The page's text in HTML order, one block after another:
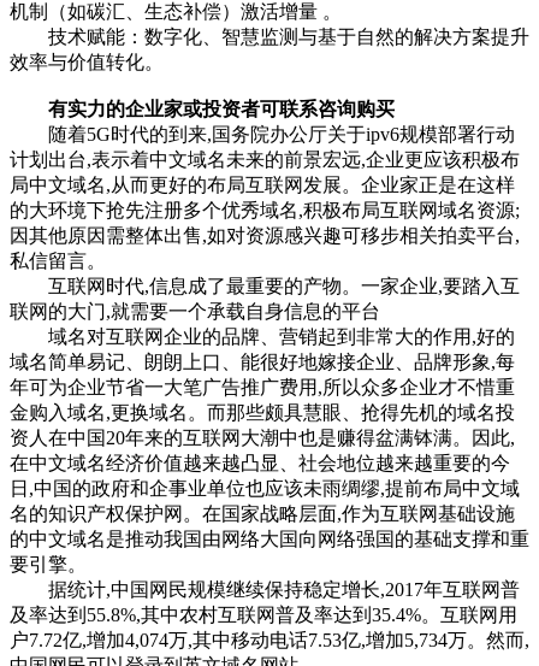
机制（如碳汇、生态补偿）激活增量 。
技术赋能：数字化、智慧监测与基于自然的解决方案提升
效率与价值转化。
有实力的企业家或投资者可联系咨询购买
随着5G时代的到来,国务院办公厅关于ipv6规模部署行动
计划出台,表示着中文域名未来的前景宏远,企业更应该积极布
局中文域名,从而更好的布局互联网发展。企业家正是在这样
的大环境下抢先注册多个优秀域名,积极布局互联网域名资源;
因其他原因需整体出售,如对资源感兴趣可移步相关拍卖平台,
私信留言。‌
互联网时代,信息成了最重要的产物。一家企业,要踏入互
联网的大门,就需要一个承载自身信息的平台
域名对互联网企业的品牌、营销起到非常大的作用,好的
域名简单易记、朗朗上口、能很好地嫁接企业、品牌形象,每
年可为企业节省一大笔广告推广费用,所以众多企业才不惜重
金购入域名,更换域名。而那些颇具慧眼、抢得先机的域名投
资人在中国20年来的互联网大潮中也是赚得盆满钵满。因此,
在中文域名经济价值越来越凸显、社会地位越来越重要的今
日,中国的政府和企事业单位也应该未雨绸缪,提前布局中文域
名的知识产权保护网。在国家战略层面,作为互联网基础设施
的中文域名是推动我国由网络大国向网络强国的基础支撑和重
要引擎。
据统计,中国网民规模继续保持稳定增长,2017年互联网普
及率达到55.8%,其中农村互联网普及率达到35.4%。互联网用
户7.72亿,增加4,074万,其中移动电话7.53亿,增加5,734万。然而,